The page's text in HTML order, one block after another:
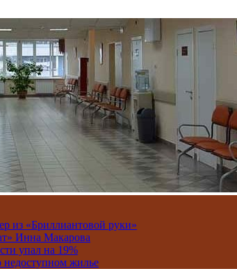
из «Бриллиантовой руки»
Инна Макарова
упал на 19%
недоступном жилье